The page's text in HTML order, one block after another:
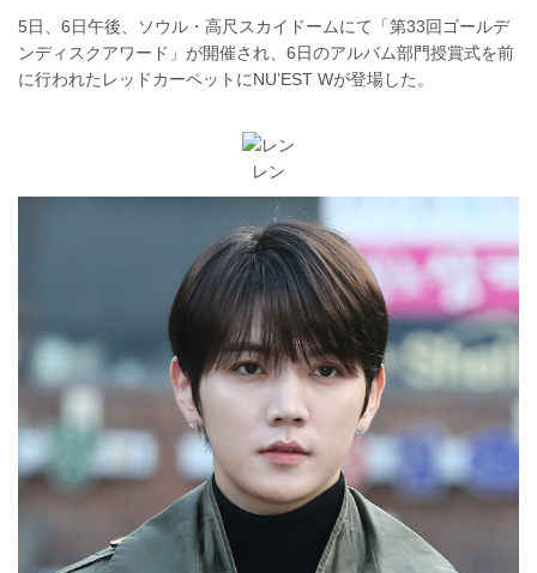
5日、6日午後、ソウル・高尺スカイドームにて「第33回ゴールデ
ンディスクアワード」が開催され、6日のアルバム部門授賞式を前
に行われたレッドカーペットにNU’EST Wが登場した。
レン